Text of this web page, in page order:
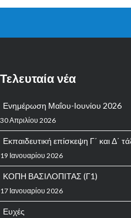
Τελευταία νέα
Ενημέρωση Μαΐου-Ιουνίου 2026
30 Απριλίου 2026
Εκπαιδευτική επίσκεψη Γ΄ και Δ΄
19 Ιανουαρίου 2026
ΚΟΠΗ ΒΑΣΙΛΟΠΙΤΑΣ (Γ1)
17 Ιανουαρίου 2026
Ευχές